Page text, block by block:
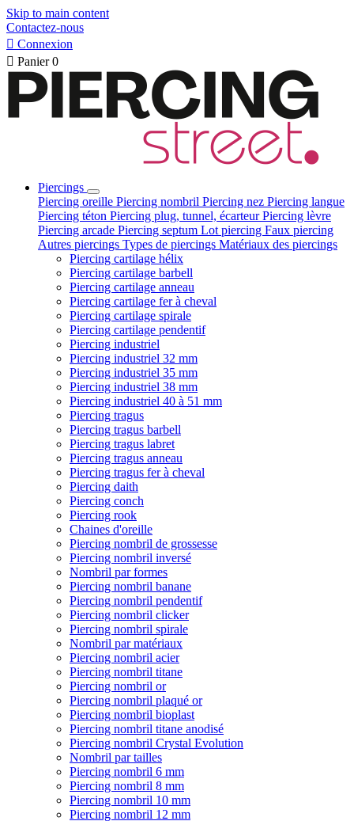
Skip to main content
Contactez-nous
 Connexion
 Panier 0
Piercings
Piercing oreille Piercing nombril Piercing nez Piercing langue
Piercing téton Piercing plug, tunnel, écarteurPiercing lèvre
Piercing arcade Piercing septum Lot piercing Faux piercing
Autres piercings Types de piercings Matériaux des piercings
Piercing cartilage hélix
Piercing cartilage barbell
Piercing cartilage anneau
Piercing cartilage fer à cheval
Piercing cartilage spirale
Piercing cartilage pendentif
Piercing industriel
Piercing industriel 32 mm
Piercing industriel 35 mm
Piercing industriel 38 mm
Piercing industriel 40 à 51 mm
Piercing tragus
Piercing tragus barbell
Piercing tragus labret
Piercing tragus anneau
Piercing tragus fer à cheval
Piercing daith
Piercing conch
Piercing rook
Chaines d'oreille
Piercing nombril de grossesse
Piercing nombril inversé
Nombril par formes
Piercing nombril banane
Piercing nombril pendentif
Piercing nombril clicker
Piercing nombril spirale
Nombril par matériaux
Piercing nombril acier
Piercing nombril titane
Piercing nombril or
Piercing nombril plaqué or
Piercing nombril bioplast
Piercing nombril titane anodisé
Piercing nombril Crystal Evolution
Nombril par tailles
Piercing nombril 6 mm
Piercing nombril 8 mm
Piercing nombril 10 mm
Piercing nombril 12 mm